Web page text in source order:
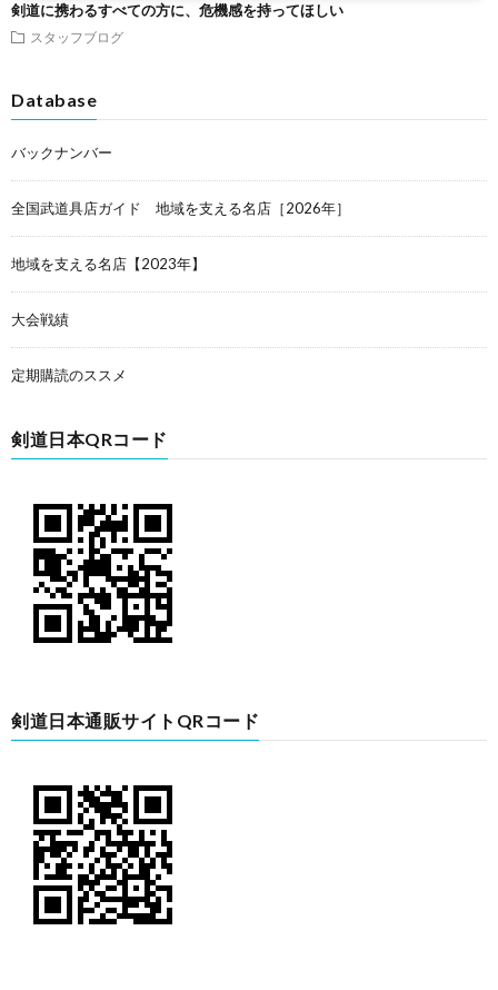
剣道に携わるすべての方に、危機感を持ってほしい
スタッフブログ
Database
バックナンバー
全国武道具店ガイド 地域を支える名店［2026年］
地域を支える名店【2023年】
大会戦績
定期購読のススメ
剣道日本QRコード
剣道日本通販サイトQRコード